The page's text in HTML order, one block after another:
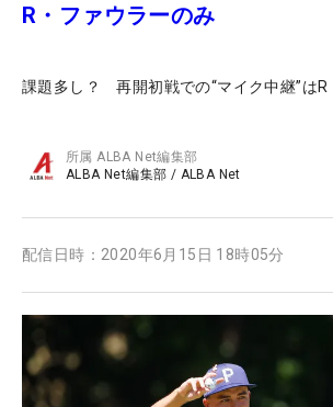
R・ファウラーのみ
課題多し？ 再開初戦での“マイク中継”はR
所属ALBA Net編集部
ALBA Net編集部 / ALBA Net
配信日時： 2020年6月15日 18時05分